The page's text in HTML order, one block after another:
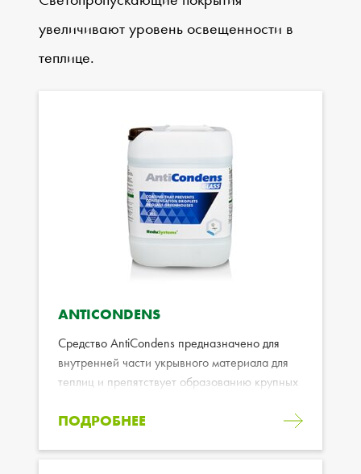
увеличивают уровень освещенности в
теплице.
ANTICONDENS
Средство AntiCondens предназначено для
внутренней части укрывного материала для
теплиц и препятствует образованию крупных
ПОДРОБНЕЕ